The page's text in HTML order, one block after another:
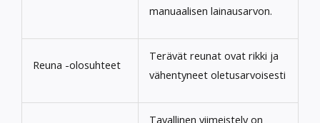
manuaalisen lainausarvon.
Reuna -olosuhteet
Terävät reunat ovat rikki ja
vähentyneet oletusarvoisesti
Tavallinen viimeistely on